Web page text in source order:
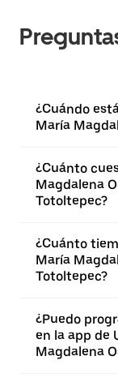
¿Cuándo
María
¿Cuánto
Magdalena
Totoltepec?
¿Cuánto
María
Totoltepec?
¿Puedo
en la app de
Magdalena